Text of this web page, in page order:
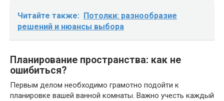
Читайте также: Потолки: разнообразие
решений и нюансы выбора
Планирование пространства: как не
ошибиться?
Первым делом необходимо грамотно подойти к
планировке вашей ванной комнаты. Важно учесть каждый